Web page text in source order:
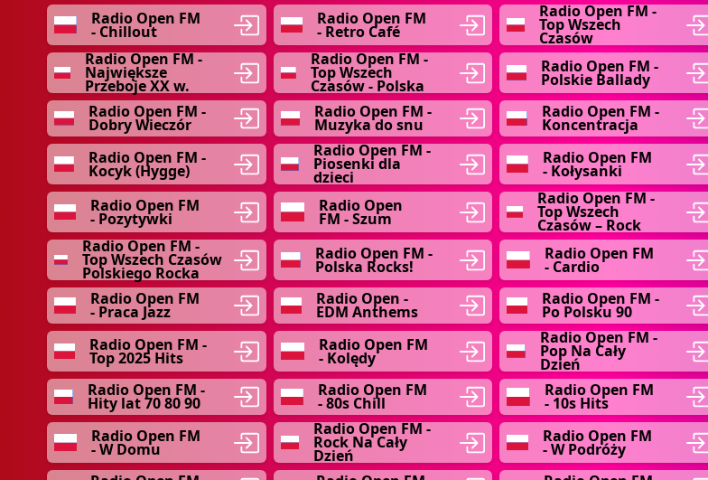
Radio Open FM
- Chillout
Radio Open FM
- Retro Café
Radio Open FM -
Top Wszech
Czasów
Radio Open FM -
Największe
Przeboje XX w.
Radio Open FM -
Top Wszech
Czasów - Polska
Radio Open FM -
Polskie Ballady
Radio Open FM -
Dobry Wieczór
Radio Open FM -
Muzyka do snu
Radio Open FM -
Koncentracja
Radio Open FM -
Kocyk (Hygge)
Radio Open FM -
Piosenki dla
dzieci
Radio Open FM
- Kołysanki
Radio Open FM
- Pozytywki
Radio Open
FM - Szum
Radio Open FM -
Top Wszech
Czasów – Rock
Radio Open FM -
Top Wszech Czasów
Polskiego Rocka
Radio Open FM -
Polska Rocks!
Radio Open FM
- Cardio
Radio Open FM
- Praca Jazz
Radio Open -
EDM Anthems
Radio Open FM -
Po Polsku 90
Radio Open FM -
Top 2025 Hits
Radio Open FM
- Kolędy
Radio Open FM -
Pop Na Cały
Dzień
Radio Open FM -
Hity lat 70 80 90
Radio Open FM
- 80s Chill
Radio Open FM
- 10s Hits
Radio Open FM
- W Domu
Radio Open FM -
Rock Na Cały
Dzień
Radio Open FM
- W Podróży